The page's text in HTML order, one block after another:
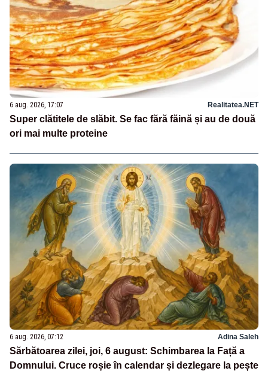
6 aug. 2026, 17:07 Realitatea.NET
Super clătitele de slăbit. Se fac fără făină și au de două
ori mai multe proteine
6 aug. 2026, 07:12 Adina Saleh
Sărbătoarea zilei, joi, 6 august: Schimbarea la Față a
Domnului. Cruce roșie în calendar și dezlegare la pește